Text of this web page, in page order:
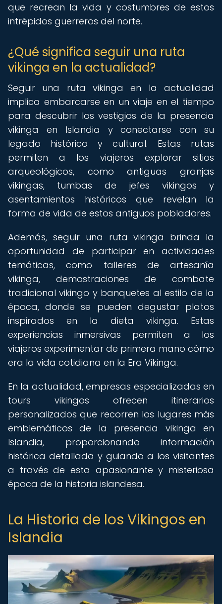
que recrean la vida y costumbres de estos
intrépidos guerreros del norte.
¿Qué significa seguir una ruta
vikinga en la actualidad?
Seguir una ruta vikinga en la actualidad
implica embarcarse en un viaje en el tiempo
para descubrir los vestigios de la presencia
vikinga en Islandia y conectarse con su
legado histórico y cultural. Estas rutas
permiten a los viajeros explorar sitios
arqueológicos, como antiguas granjas
vikingas, tumbas de jefes vikingos y
asentamientos históricos que revelan la
forma de vida de estos antiguos pobladores.
Además, seguir una ruta vikinga brinda la
oportunidad de participar en actividades
temáticas, como talleres de artesanía
vikinga, demostraciones de combate
tradicional vikingo y banquetes al estilo de la
época, donde se pueden degustar platos
inspirados en la dieta vikinga. Estas
experiencias inmersivas permiten a los
viajeros experimentar de primera mano cómo
era la vida cotidiana en la Era Vikinga.
En la actualidad, empresas especializadas en
tours vikingos ofrecen itinerarios
personalizados que recorren los lugares más
emblemáticos de la presencia vikinga en
Islandia, proporcionando información
histórica detallada y guiando a los visitantes
a través de esta apasionante y misteriosa
época de la historia islandesa.
La Historia de los Vikingos en
Islandia